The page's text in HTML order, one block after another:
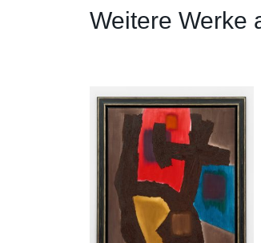
Weitere Werke